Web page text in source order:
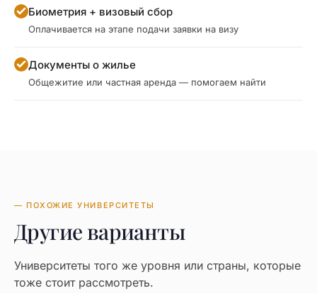
Биометрия + визовый сбор
Оплачивается на этапе подачи заявки на визу
Документы о жилье
Общежитие или частная аренда — помогаем найти
— ПОХОЖИЕ УНИВЕРСИТЕТЫ
Другие варианты
Университеты того же уровня или страны, которые
тоже стоит рассмотреть.